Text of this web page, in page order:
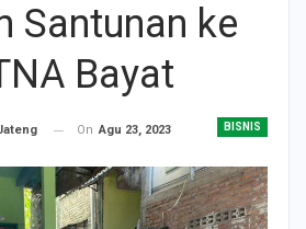
Santunan ke
Bayat
BISNIS
On Agu 23, 2023